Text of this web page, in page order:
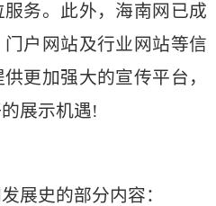
务。此外，海南网已成
户网站及行业网站等信
更加强大的宣传平台，
展示机遇!
史的部分内容：